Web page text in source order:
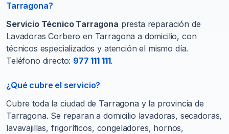
Tarragona?
Servicio Técnico Tarragona presta reparación de
Lavadoras Corbero en Tarragona a domicilio, con
técnicos especializados y atención el mismo día.
Teléfono directo: 977 111 111.
¿Qué cubre el servicio?
Cubre toda la ciudad de Tarragona y la provincia de
Tarragona. Se reparan a domicilio lavadoras, secadoras,
lavavajillas, frigoríficos, congeladores, hornos,